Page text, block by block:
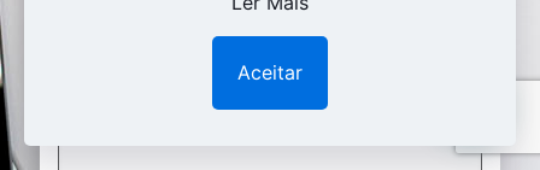
Aceitar